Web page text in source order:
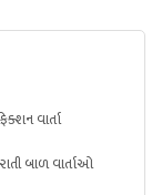
વાર્તા
બાળ વાર્તાઓ